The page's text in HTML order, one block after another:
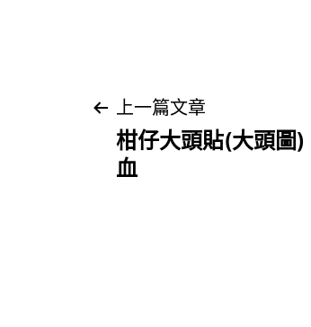
文
章
上一篇文章
柑仔大頭貼(大頭圖
血